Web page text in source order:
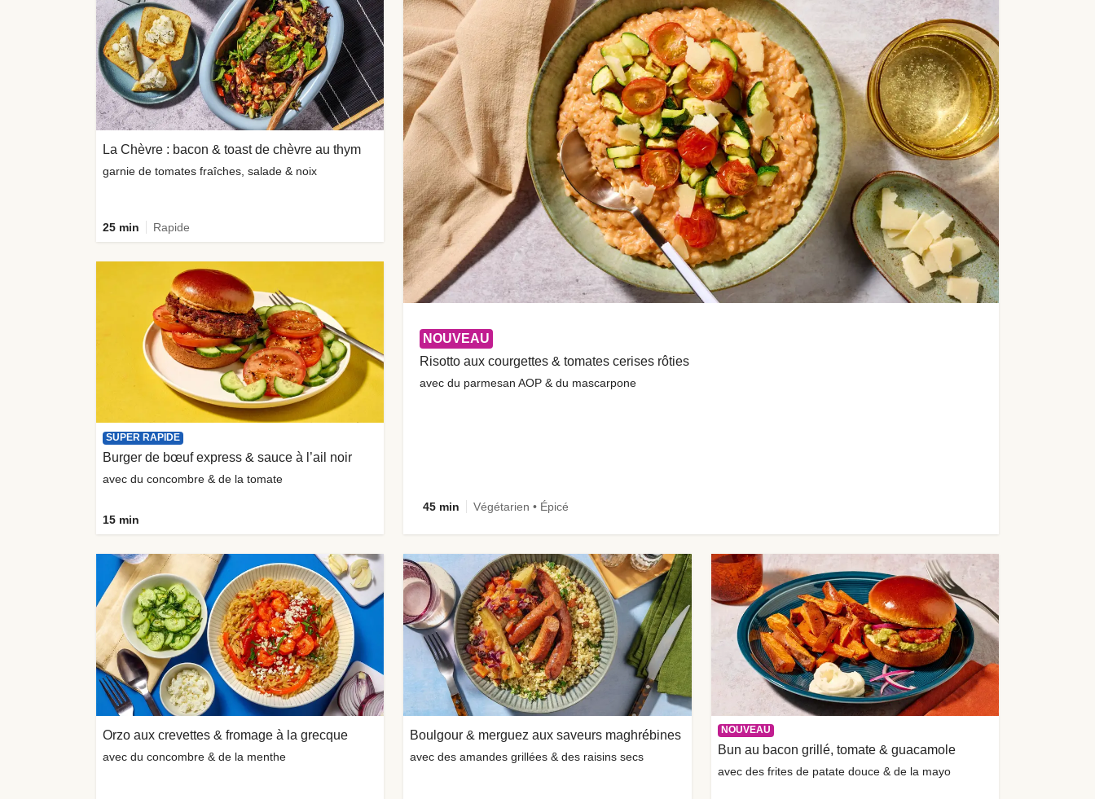
NOUVEAU
Risotto aux courgettes & tomates cerises rôties
avec du parmesan AOP & du mascarpone
45 min Végétarien • Épicé
La Chèvre : bacon & toast de chèvre au thym
garnie de tomates fraîches, salade & noix
25 min Rapide
SUPER RAPIDE
Burger de bœuf express & sauce à l’ail noir
avec du concombre & de la tomate
15 min
Orzo aux crevettes & fromage à la grecque
avec du concombre & de la menthe
Boulgour & merguez aux saveurs maghrébines
avec des amandes grillées & des raisins secs
NOUVEAU
Bun au bacon grillé, tomate & guacamole
avec des frites de patate douce & de la mayo